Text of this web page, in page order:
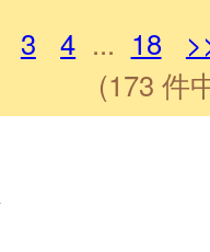
3 4 ... 18
(173 件